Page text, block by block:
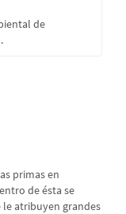
de
primas en
de ésta se
le atribuyen grandes